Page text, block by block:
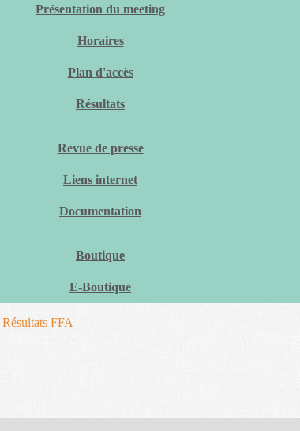
Présentation du meeting
Horaires
Plan d'accès
Résultats
Revue de presse
Liens internet
Documentation
Boutique
E-Boutique
Résultats FFA